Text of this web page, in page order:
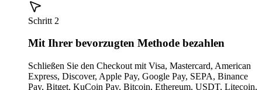
Schritt 2
Mit Ihrer bevorzugten Methode bezahlen
Schließen Sie den Checkout mit Visa, Mastercard, American
Express, Discover, Apple Pay, Google Pay, SEPA, Binance
Pay, Bitget, KuCoin Pay, Bitcoin, Ethereum, USDT, Litecoin,